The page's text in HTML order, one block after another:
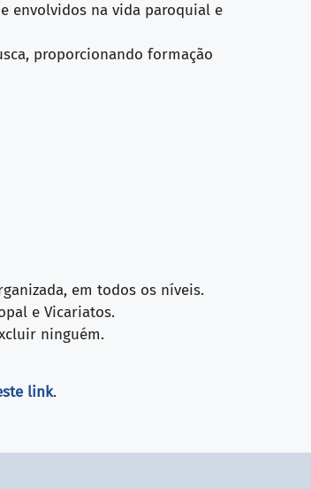
envolvidos na vida paroquial e
proporcionando formação
em todos os níveis.
e Vicariatos.
ninguém.
link.